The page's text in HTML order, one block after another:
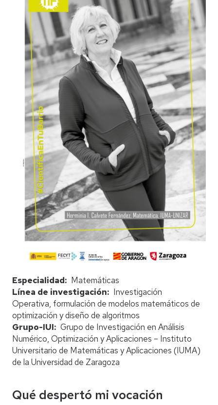
Especialidad
Matemáticas
Línea de investigación
Investigación
Operativa, formulación de modelos matemáticos de
optimización y diseño de algoritmos
Grupo-IUI
Grupo de Investigación en Análisis
Numérico, Optimización y Aplicaciones – Instituto
Universitario de Matemáticas y Aplicaciones (IUMA)
de la Universidad de Zaragoza
Qué despertó mi vocación